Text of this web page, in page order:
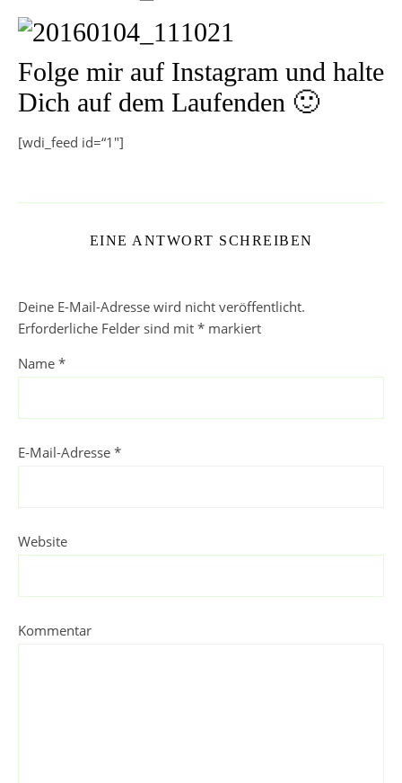
Folge mir auf Instagram und halte
Dich auf dem Laufenden 🙂
[wdi_feed id=“1″]
EINE ANTWORT SCHREIBEN
Deine E-Mail-Adresse wird nicht veröffentlicht.
Erforderliche Felder sind mit * markiert
Name *
E-Mail-Adresse *
Website
Kommentar